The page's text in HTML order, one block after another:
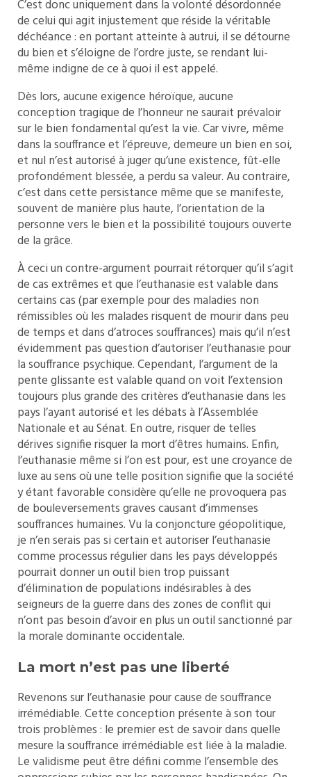
C’est donc uniquement dans la volonté désordonnée
de celui qui agit injustement que réside la véritable
déchéance : en portant atteinte à autrui, il se détourne
du bien et s’éloigne de l’ordre juste, se rendant lui-
même indigne de ce à quoi il est appelé.
Dès lors, aucune exigence héroïque, aucune
conception tragique de l’honneur ne saurait prévaloir
sur le bien fondamental qu’est la vie. Car vivre, même
dans la souffrance et l’épreuve, demeure un bien en soi,
et nul n’est autorisé à juger qu’une existence, fût-elle
profondément blessée, a perdu sa valeur. Au contraire,
c’est dans cette persistance même que se manifeste,
souvent de manière plus haute, l’orientation de la
personne vers le bien et la possibilité toujours ouverte
de la grâce.
À ceci un contre-argument pourrait rétorquer qu’il s’agit
de cas extrêmes et que l’euthanasie est valable dans
certains cas (par exemple pour des maladies non
rémissibles où les malades risquent de mourir dans peu
de temps et dans d’atroces souffrances) mais qu’il n’est
évidemment pas question d’autoriser l’euthanasie pour
la souffrance psychique. Cependant, l’argument de la
pente glissante est valable quand on voit l’extension
toujours plus grande des critères d’euthanasie dans les
pays l’ayant autorisé et les débats à l’Assemblée
Nationale et au Sénat. En outre, risquer de telles
dérives signifie risquer la mort d’êtres humains. Enfin,
l’euthanasie même si l’on est pour, est une croyance de
luxe au sens où une telle position signifie que la société
y étant favorable considère qu’elle ne provoquera pas
de bouleversements graves causant d’immenses
souffrances humaines. Vu la conjoncture géopolitique,
je n’en serais pas si certain et autoriser l’euthanasie
comme processus régulier dans les pays développés
pourrait donner un outil bien trop puissant
d’élimination de populations indésirables à des
seigneurs de la guerre dans des zones de conflit qui
n’ont pas besoin d’avoir en plus un outil sanctionné par
la morale dominante occidentale.
La mort n’est pas une liberté
Revenons sur l’euthanasie pour cause de souffrance
irrémédiable. Cette conception présente à son tour
trois problèmes : le premier est de savoir dans quelle
mesure la souffrance irrémédiable est liée à la maladie.
Le validisme peut être défini comme l’ensemble des